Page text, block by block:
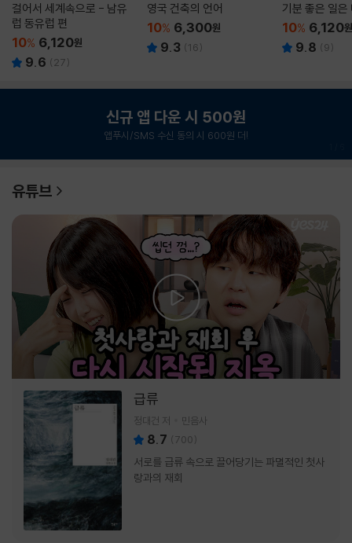
걸어서 세계속으로 - 남유
럽 동유럽 편
10% 6,120원
9.6 ( 27)
영국 건축의 언어
10% 6,300원
9.3 (16)
기분 좋은 일은
10% 6,120원
9.8 (9)
신규 앱 다운 시 500원
앱푸시/SMS 수신 동의 시 600원 더!
유튜브
급류
정대건 저 민음사
8.7 (700)
서로를 급류 속으로 끌어당기는 파멸적인 첫사
랑과의 재회